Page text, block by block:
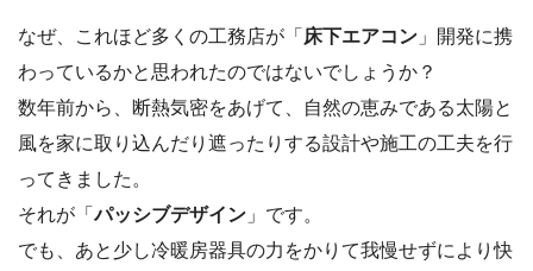
なぜ、これほど多くの工務店が「床下エアコン 」開発に携
わっているかと思われたのではないでしょうか？
数年前から、断熱気密をあげて、自然の恵みである太陽と
風を家に取り込んだり遮ったりする設計や施工の工夫を行
ってきました。
それが「パッシブデザイン 」です。
でも、あと少し冷暖房器具の力をかりて我慢せずにより快